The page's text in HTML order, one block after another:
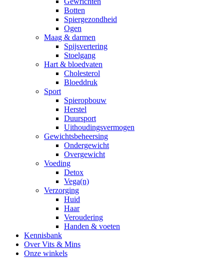
Botten
Spiergezondheid
Ogen
Maag & darmen
Spijsvertering
Stoelgang
Hart & bloedvaten
Cholesterol
Bloeddruk
Sport
Spieropbouw
Herstel
Duursport
Uithoudingsvermogen
Gewichtsbeheersing
Ondergewicht
Overgewicht
Voeding
Detox
Vega(n)
Verzorging
Huid
Haar
Veroudering
Handen & voeten
Kennisbank
Over Vits & Mins
Onze winkels